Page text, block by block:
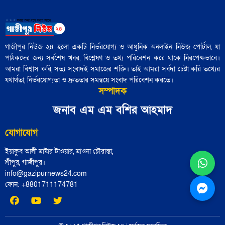
৪৮ হাজার পুলিশ সদস্য নির্বাচনী প্রশিক্ষণ
সম্পন্ন: পুলিশ সদর দপ্তর
জামায়াতের চূড়ান্ত প্রার্থী তালিকা শিগগিরই
ঘোষণা করবেন শফিকুর রহমান
হাসনাত, সারজিস, আখতার ও নাসীরের
মিচেল হে
গাজীপুর নিউজ ২৪ হলো একটি নির্ভরযোগ্য ও আধুনিক অনলাইন নিউজ পোর্টাল, যা
পাঠকদের জন্য সর্বশেষ খবর, বিশ্লেষণ ও তথ্য পরিবেশন করে থাকে নিরপেক্ষভাবে।
আমরা বিশ্বাস করি, সত্য সংবাদই সমাজের শক্তি। তাই আমরা সর্বদা চেষ্টা করি তথ্যের
যথার্থতা, নির্ভরযোগ্যতা ও দ্রুততার সমন্বয়ে সংবাদ পরিবেশন করতে।
সম্পাদক
জনাব এম এম বশির আহমাদ
যোগাযোগ
ইয়াকুব আলী মাষ্টার টাওয়ার, মাওনা চৌরাস্তা,
শ্রীপুর, গাজীপুর।
info@gazipurnews24.com
ফোন: ‪+8801711174781‬